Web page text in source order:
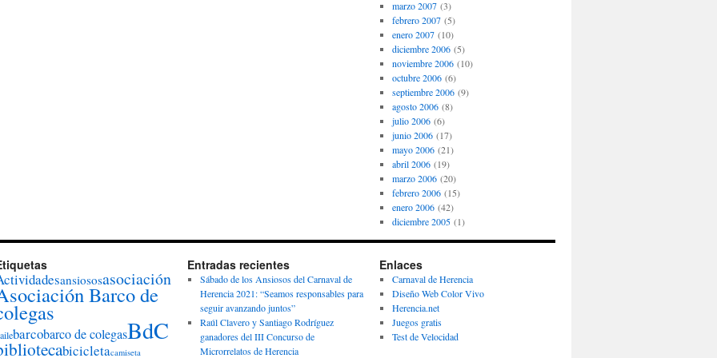
marzo 2007(3)
febrero 2007(5)
enero 2007(10)
diciembre 2006(5)
noviembre 2006(10)
octubre 2006(6)
septiembre 2006(9)
agosto 2006(8)
julio 2006(6)
junio 2006(17)
mayo 2006(21)
abril 2006(19)
marzo 2006(20)
febrero 2006(15)
enero 2006(42)
diciembre 2005(1)
ansiososasociación
Barco de
barcobarco de colegasBdC
bicicletacamiseta
Entradas recientes
Sábado de los Ansiosos del Carnaval de
Herencia 2021: “Seamos responsables para
seguir avanzando juntos”
Raúl Clavero y Santiago Rodríguez
ganadores del III Concurso de
Microrrelatos de Herencia
Enlaces
Carnaval de Herencia
Diseño Web Color Vivo
Herencia.net
Juegos gratis
Test de Velocidad